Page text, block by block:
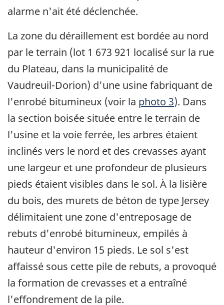
alarme n'ait été déclenchée.
La zone du déraillement est bordée au nord
par le terrain (lot 1 673 921 localisé sur la rue
du Plateau, dans la municipalité de
Vaudreuil-Dorion) d'une usine fabriquant de
l'enrobé bitumineux (voir la photo 3). Dans
la section boisée située entre le terrain de
l'usine et la voie ferrée, les arbres étaient
inclinés vers le nord et des crevasses ayant
une largeur et une profondeur de plusieurs
pieds étaient visibles dans le sol. À la lisière
du bois, des murets de béton de type Jersey
délimitaient une zone d'entreposage de
rebuts d'enrobé bitumineux, empilés à
hauteur d'environ 15 pieds. Le sol s'est
affaissé sous cette pile de rebuts, a provoqué
la formation de crevasses et a entraîné
l'effondrement de la pile.